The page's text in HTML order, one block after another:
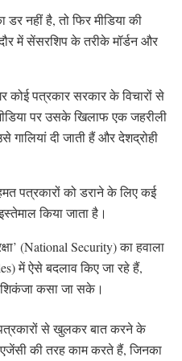
नहीं है, तो फिर मीडिया की
में सेंसरशिप के तरीके मॉर्डन और
कोई पत्रकार सरकार के विचारों से
पर उसके खिलाफ एक जहरीली
गालियां दी जाती हैं और देशद्रोही
पत्रकारों को डराने के लिए कई
किया जाता है।
(National Security) का हवाला
में ऐसे बदलाव किए जा रहे हैं,
शिकंजा कसा जा सके।
से खुलकर बात करने के
एजेंसी की तरह काम करते हैं, जिनका